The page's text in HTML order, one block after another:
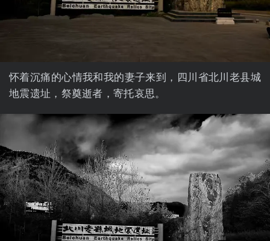
怀着沉痛的心情我和我的妻子来到，四川省北川老县城
地震遗址，祭奠逝者，寄托哀思。